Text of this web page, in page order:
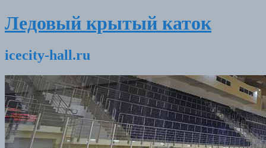
Ледовый крытый каток
icecity-hall.ru